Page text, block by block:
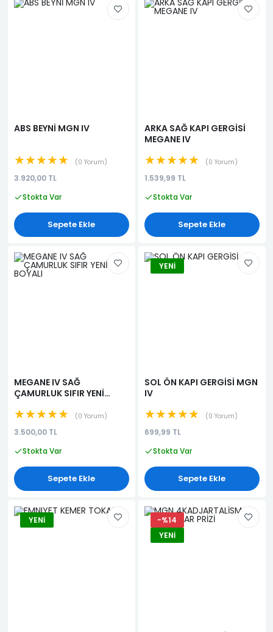
ABS BEYNİ MGN IV
★★★★★ 0 Yorum
3.920,00 TL
Stokta Var
Sepete Ekle
ARKA SAĞ KAPI GERGİSİ
MEGANE IV
★★★★★ 0 Yorum
1.539,99 TL
Stokta Var
Sepete Ekle
MEGANE IV SAĞ
ÇAMURLUK SIFIR YENİ
★★★★★ 0 Yorum
3.500,00 TL
Stokta Var
Sepete Ekle
YENI
SOL ÖN KAPI GERGİSİ MGN
IV
★★★★★ 0 Yorum
699,99 TL
Stokta Var
Sepete Ekle
YENI
-%14
YENI